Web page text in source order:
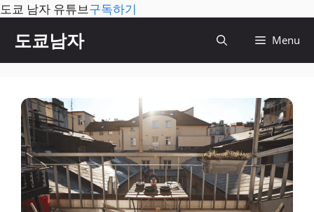
도쿄 남자 유튜브구독하기
츠
도쿄남자 Menu